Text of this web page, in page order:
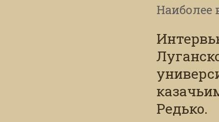
Наиболее
Редько.